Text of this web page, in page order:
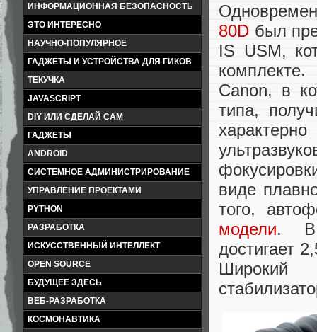
ИНФОРМАЦИОННАЯ БЕЗОПАСНОСТЬ
ЭТО ИНТЕРЕСНО
НАУЧНО-ПОПУЛЯРНОЕ
ГАДЖЕТЫ И УСТРОЙСТВА ДЛЯ ГИКОВ
ТЕКУЧКА
JAVASCRIPT
DIY ИЛИ СДЕЛАЙ САМ
ГАДЖЕТЫ
ANDROID
СИСТЕМНОЕ АДМИНИСТРИРОВАНИЕ
УПРАВЛЕНИЕ ПРОЕКТАМИ
PYTHON
РАЗРАБОТКА
ИСКУССТВЕННЫЙ ИНТЕЛЛЕКТ
OPEN SOURCE
БУДУЩЕЕ ЗДЕСЬ
ВЕБ-РАЗРАБОТКА
КОСМОНАВТИКА
80D был
IS USM,
Canon, в
типа,
виде
того,
модели. В
достигает
Широкий